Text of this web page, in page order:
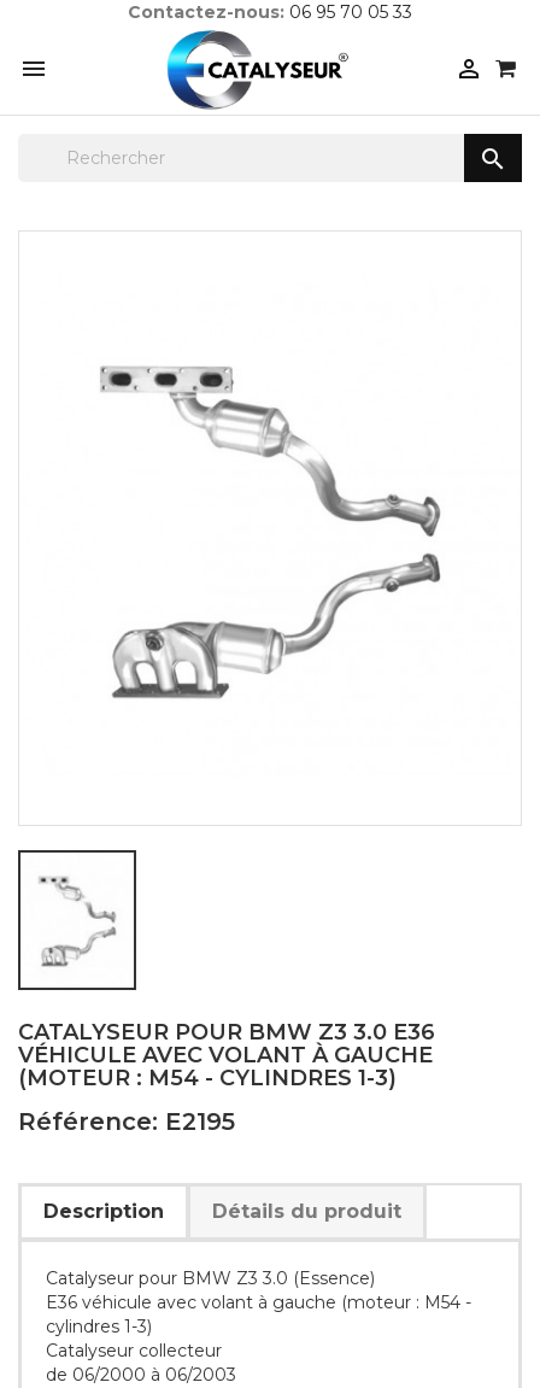
Contactez-nous: 06 95 70 05 33
 

CATALYSEUR POUR BMW Z3 3.0 E36
VÉHICULE AVEC VOLANT À GAUCHE
(MOTEUR : M54 - CYLINDRES 1-3)
Référence: E2195
Description Détails du produit
Catalyseur pour BMW Z3 3.0 (Essence)
E36 véhicule avec volant à gauche (moteur : M54 -
cylindres 1-3)
Catalyseur collecteur
de 06/2000 à 06/2003